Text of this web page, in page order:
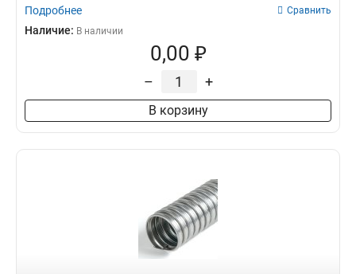
Подробнее Сравнить
Наличие: В наличии
0,00 ₽
– +
В корзину